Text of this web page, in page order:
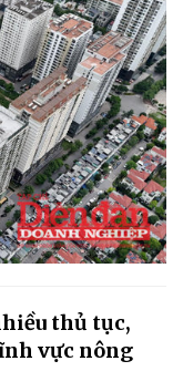
thủ tục,
vực nông